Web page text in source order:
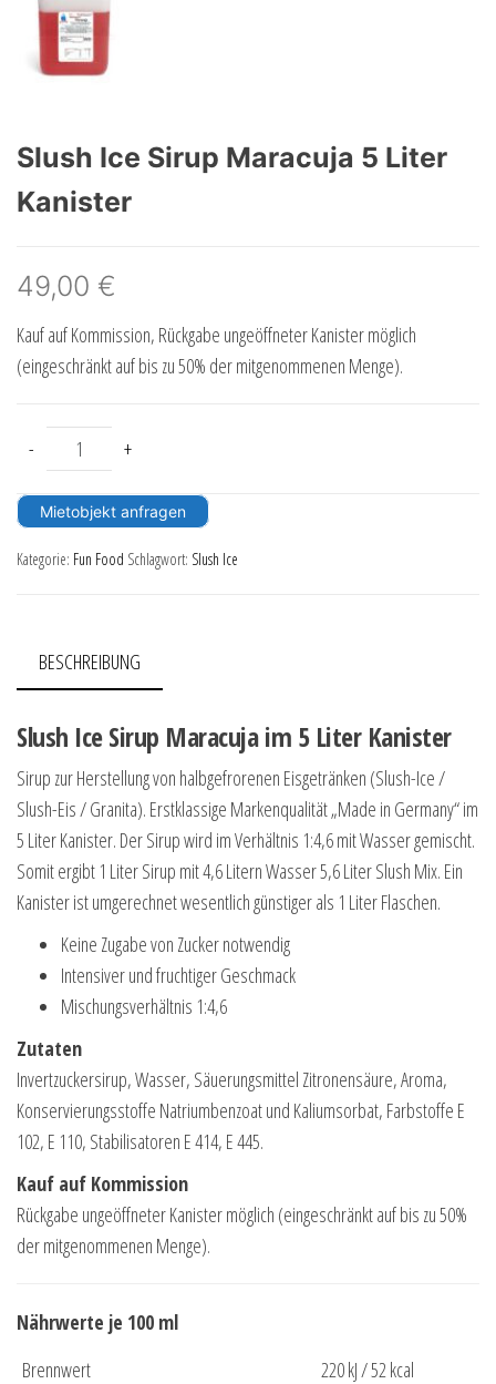
Slush Ice Sirup Maracuja 5 Liter
Kanister
49,00 €
Kauf auf Kommission, Rückgabe ungeöffneter Kanister möglich
(eingeschränkt auf bis zu 50% der mitgenommenen Menge).
- Slush Ice Sirup Maracuja 5 Liter Kanister Menge
+
Mietobjekt anfragen
Kategorie: Fun Food Schlagwort: Slush Ice
BESCHREIBUNG
Slush Ice Sirup Maracuja im 5 Liter Kanister
Sirup zur Herstellung von halbgefrorenen Eisgetränken (Slush-Ice /
Slush-Eis / Granita). Erstklassige Markenqualität „Made in Germany“ im
5 Liter Kanister. Der Sirup wird im Verhältnis 1:4,6 mit Wasser gemischt.
Somit ergibt 1 Liter Sirup mit 4,6 Litern Wasser 5,6 Liter Slush Mix. Ein
Kanister ist umgerechnet wesentlich günstiger als 1 Liter Flaschen.
Keine Zugabe von Zucker notwendig
Intensiver und fruchtiger Geschmack
Mischungsverhältnis 1:4,6
Zutaten
Invertzuckersirup, Wasser, Säuerungsmittel Zitronensäure, Aroma,
Konservierungsstoffe Natriumbenzoat und Kaliumsorbat, Farbstoffe E
102, E 110, Stabilisatoren E 414, E 445.
Kauf auf Kommission
Rückgabe ungeöffneter Kanister möglich (eingeschränkt auf bis zu 50%
der mitgenommenen Menge).
Nährwerte je 100 ml
Brennwert
220 kJ / 52 kcal